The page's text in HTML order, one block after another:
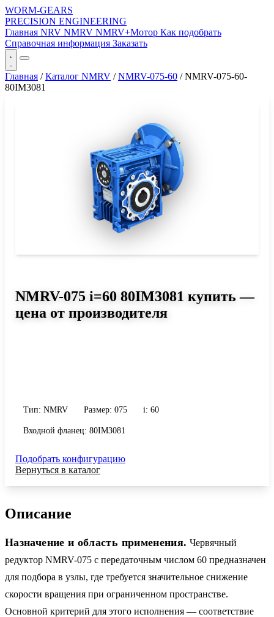
WORM-GEARS
PRECISION ENGINEERING
Главная NRV NMRV NMRV+Мотор Как подобрать
Справочная информация Заказать
Главная / Каталог NMRV / NMRV-075-60 / NMRV-075-60-
80IM3081
NMRV-075 i=60 80IM3081 купить —
цена от производителя
Тип: NMRV Размер: 075 i: 60
Входной фланец: 80IM3081
Подобрать конфигурацию
Вернуться в каталог
Описание
Назначение и область применения. Червячный
редуктор NMRV-075 с передаточным числом 60 предназначен
для подбора в узлы, где требуется значительное снижение
скорости вращения при ограниченном пространстве.
Основной критерий для этого исполнения — соответствие